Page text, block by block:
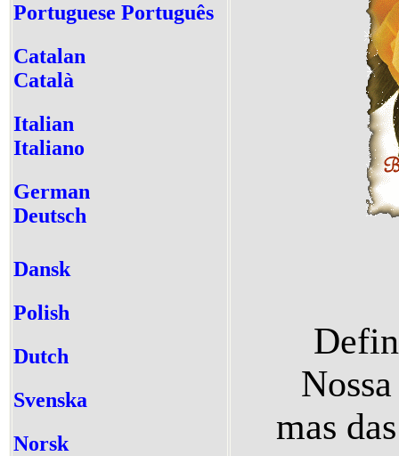
Portuguese Português
Catalan
Català
Italian
Italiano
German
Deutsch
Dansk
Polish
Dutch
Svenska
Norsk
mas